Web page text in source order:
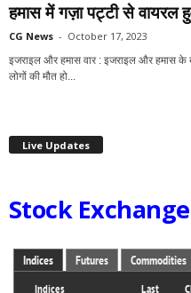
हमास में गज़ा पट्टी से वायरल
CG News - October 17, 2023
इजराइल और हमास वार : इजराइल और हमास के
लोगों की मौत हो...
Live Updates
Stock